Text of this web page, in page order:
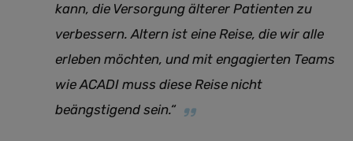
kann, die Versorgung älterer Patienten zu
verbessern. Altern ist eine Reise, die wir alle
erleben möchten, und mit engagierten Teams
wie ACADI muss diese Reise nicht
beängstigend sein.“